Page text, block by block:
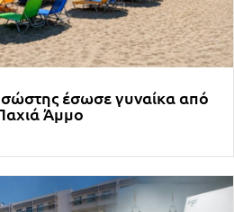
έσωσε γυναίκα από
Άμμο